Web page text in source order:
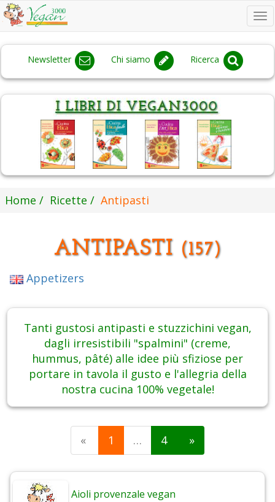
Newsletter Chi siamo Ricerca
Home Ricette Antipasti
ANTIPASTI (157)
Appetizers
Tanti gustosi antipasti e stuzzichini vegan,
dagli irresistibili "spalmini" (creme,
hummus, pâté) alle idee più sfiziose per
portare in tavola il gusto e l'allegria della
nostra cucina 100% vegetale!
« 1 … 4 »
Aioli provenzale vegan